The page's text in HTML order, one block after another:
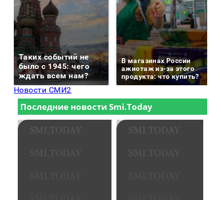
Таких событий не
было с 1945: чего
ждать всем нам?
В магазинах России
ажиотаж из-за этого
продукта: что купить?
Новости СМИ2